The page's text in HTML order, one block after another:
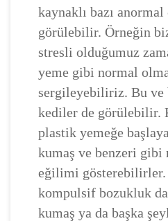
kaynaklı bazı anormal
görülebilir. Örneğin
stresli olduğumuz
yeme gibi normal
sergileyebiliriz. Bu ve
kediler de görülebilir.
plastik yemeğe
kumaş ve benzeri gibi
eğilimi gösterebilirler.
kompulsif bozukluk
kumaş ya da başka